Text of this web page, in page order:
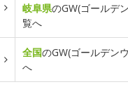
岐阜県のGW(ゴールデ
覧へ
全国のGW(ゴールデン
へ